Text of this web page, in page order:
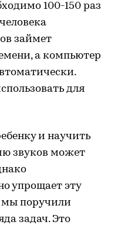
100-150 раз
займет
а компьютер
для
и научить
звуков может
упрощает эту
мы поручили
задач. Это